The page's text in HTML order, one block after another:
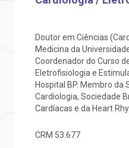
Saiba mais
Endereço:
R. Martiniano de Carvalho,
CEP: 01323-001 | Bela Vista
São Paulo - SP
a BP
Conosco
de Benchmarking
atendimento
Cirurgia
frequentes
Doutor em Ciências
Medicina da
Coordenador do Curso
Eletrofisiologia e
Hospital BP. Membro da
Cardiologia, Sociedade
Cardíacas e da Heart
CRM 53.677